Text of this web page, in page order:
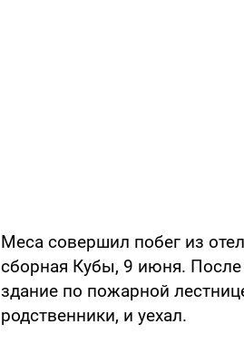
Меса совершил побег из
сборная Кубы, 9 июня.
здание по пожарной
родственники, и уехал.